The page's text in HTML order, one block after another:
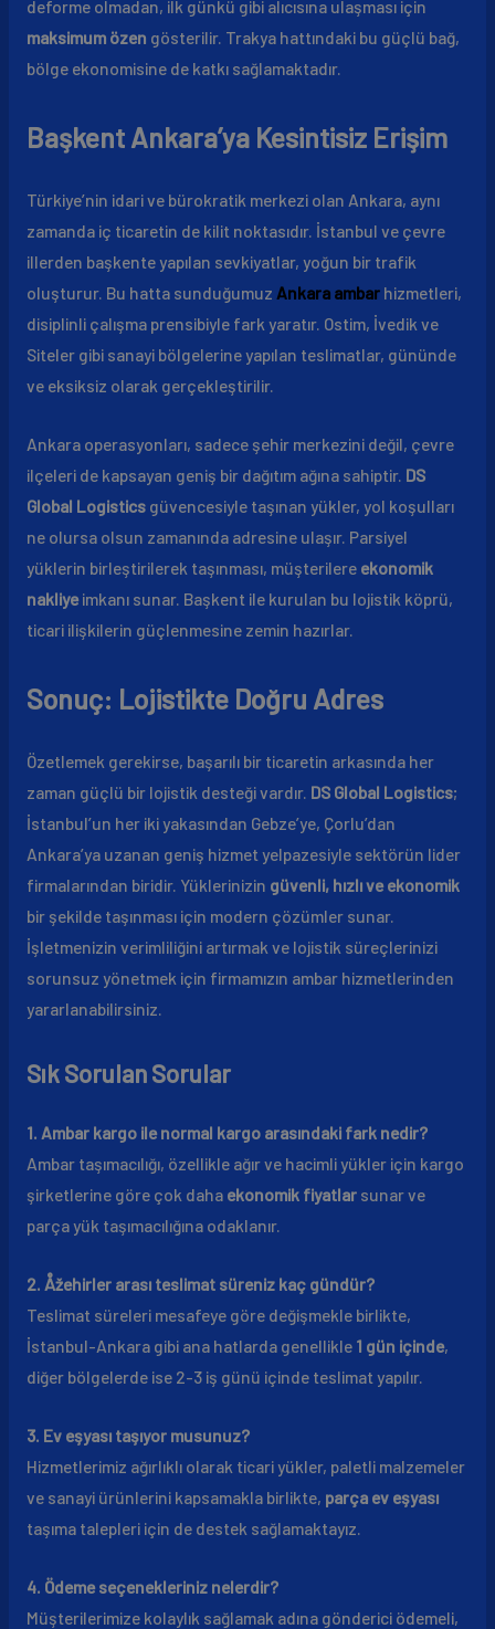
deforme olmadan, ilk günkü gibi alıcısına ulaşması için
maksimum özen gösterilir. Trakya hattındaki bu güçlü bağ,
bölge ekonomisine de katkı sağlamaktadır.
Başkent Ankara’ya Kesintisiz Erişim
Türkiye’nin idari ve bürokratik merkezi olan Ankara, aynı
zamanda iç ticaretin de kilit noktasıdır. İstanbul ve çevre
illerden başkente yapılan sevkiyatlar, yoğun bir trafik
oluşturur. Bu hatta sunduğumuz Ankara ambarhizmetleri,
disiplinli çalışma prensibiyle fark yaratır. Ostim, İvedik ve
Siteler gibi sanayi bölgelerine yapılan teslimatlar, gününde
ve eksiksiz olarak gerçekleştirilir.
Ankara operasyonları, sadece şehir merkezini değil, çevre
ilçeleri de kapsayan geniş bir dağıtım ağına sahiptir. DS
Global Logisticsgüvencesiyle taşınan yükler, yol koşulları
ne olursa olsun zamanında adresine ulaşır. Parsiyel
yüklerin birleştirilerek taşınması, müşterilere ekonomik
nakliyeimkanı sunar. Başkent ile kurulan bu lojistik köprü,
ticari ilişkilerin güçlenmesine zemin hazırlar.
Sonuç: Lojistikte Doğru Adres
Özetlemek gerekirse, başarılı bir ticaretin arkasında her
zaman güçlü bir lojistik desteği vardır. DS Global Logistics;
İstanbul’un her iki yakasından Gebze’ye, Çorlu’dan
Ankara’ya uzanan geniş hizmet yelpazesiyle sektörün lider
firmalarından biridir. Yüklerinizin güvenli, hızlı ve ekonomik
bir şekilde taşınması için modern çözümler sunar.
İşletmenizin verimliliğini artırmak ve lojistik süreçlerinizi
sorunsuz yönetmek için firmamızın ambar hizmetlerinden
yararlanabilirsiniz.
Sık Sorulan Sorular
1. Ambar kargo ile normal kargo arasındaki fark nedir?
Ambar taşımacılığı, özellikle ağır ve hacimli yükler için kargo
şirketlerine göre çok daha ekonomik fiyatlarsunar ve
parça yük taşımacılığına odaklanır.
2. Åžehirler arası teslimat süreniz kaç gündür?
Teslimat süreleri mesafeye göre değişmekle birlikte,
İstanbul-Ankara gibi ana hatlarda genellikle 1 gün içinde,
diğer bölgelerde ise 2-3 iş günü içinde teslimat yapılır.
3. Ev eşyası taşıyor musunuz?
Hizmetlerimiz ağırlıklı olarak ticari yükler, paletli malzemeler
ve sanayi ürünlerini kapsamakla birlikte, parça ev eşyası
taşıma talepleri için de destek sağlamaktayız.
4. Ödeme seçenekleriniz nelerdir?
Müşterilerimize kolaylık sağlamak adına gönderici ödemeli,